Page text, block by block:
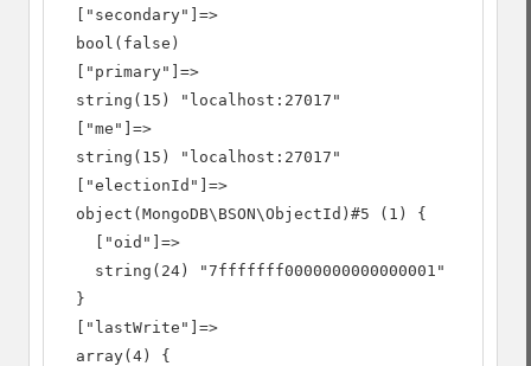
  ["secondary"]=>
  bool(false)
  ["primary"]=>
  string(15) "localhost:27017"
  ["me"]=>
  string(15) "localhost:27017"
  ["electionId"]=>
  object(MongoDB\BSON\ObjectId)#5 (1) {
    ["oid"]=>
    string(24) "7fffffff0000000000000001"
  }
  ["lastWrite"]=>
  array(4) {